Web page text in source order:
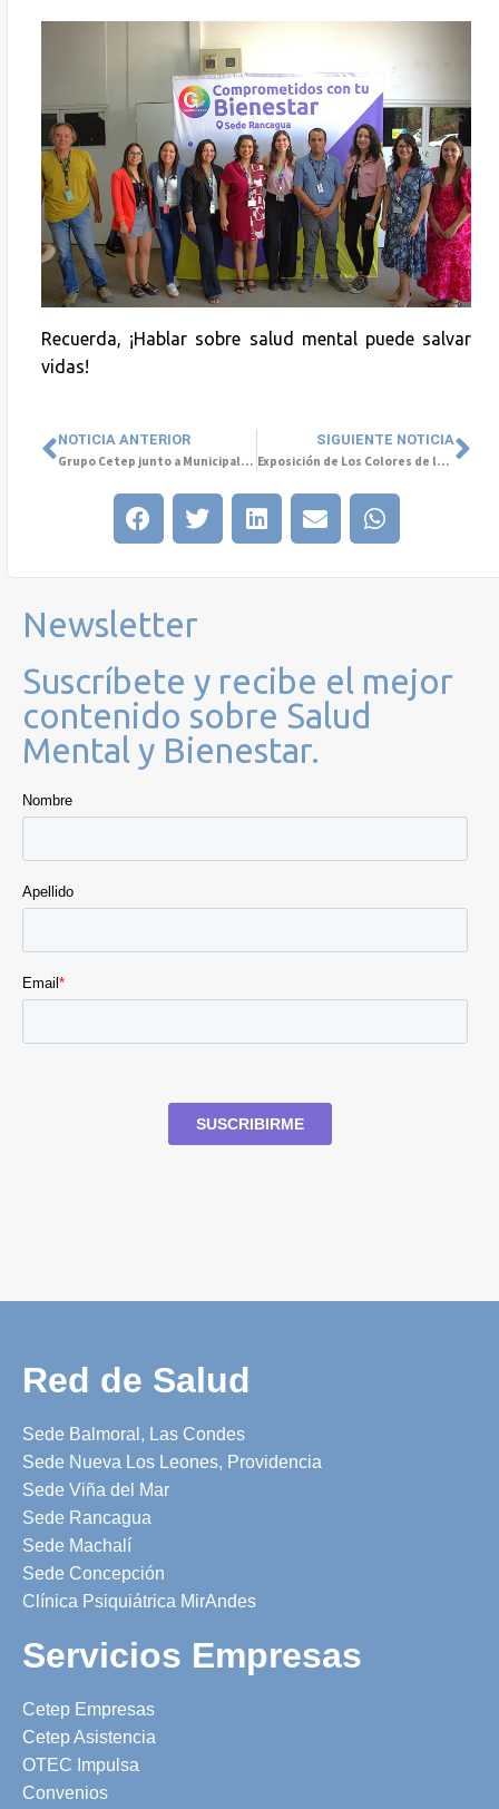
Recuerda, ¡Hablar sobre salud mental puede salvar
vidas!
NOTICIA ANTERIOR
Grupo Cetep junto a Municipalidad De Santiago por la Salud Mental de la Mujer
SIGUIENTE NOTICIA
Exposición de Los Colores de la Salud Mental llega a Colombia
Newsletter
Suscríbete y recibe el mejor
contenido sobre Salud
Mental y Bienestar.
Red de Salud
Sede Balmoral, Las Condes
Sede Nueva Los Leones, Providencia
Sede Viña del Mar
Sede Rancagua
Sede Machalí
Sede Concepción
Clínica Psiquiátrica MirAndes
Servicios Empresas
Cetep Empresas
Cetep Asistencia
OTEC Impulsa
Convenios